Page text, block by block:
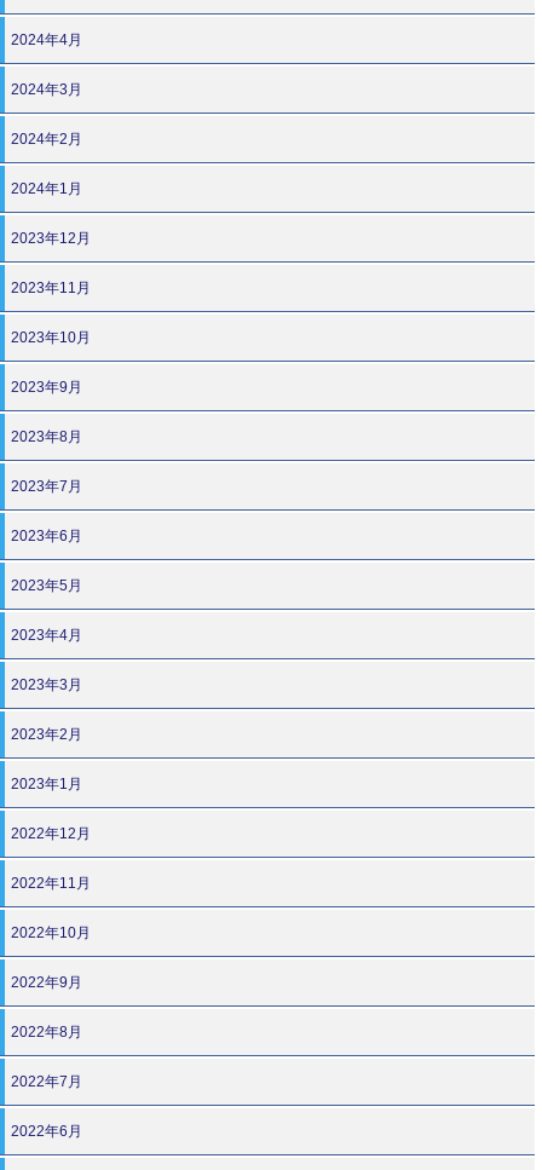
2024年4月
2024年3月
2024年2月
2024年1月
2023年12月
2023年11月
2023年10月
2023年9月
2023年8月
2023年7月
2023年6月
2023年5月
2023年4月
2023年3月
2023年2月
2023年1月
2022年12月
2022年11月
2022年10月
2022年9月
2022年8月
2022年7月
2022年6月